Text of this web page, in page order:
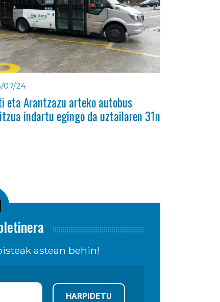
07/24
eta Arantzazu arteko autobus
indartu egingo da uztailaren 31n
astean behin!
HARPIDETU